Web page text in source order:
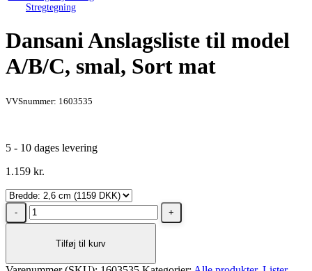
Stregtegning
Dansani Anslagsliste til model
A/B/C, smal, Sort mat
VVSnummer: 1603535
5 - 10 dages levering
1.159 kr.
Dansani
Anslagsliste
Tilføj til kurv